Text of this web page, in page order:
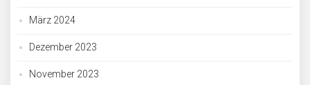
März 2024
Dezember 2023
November 2023